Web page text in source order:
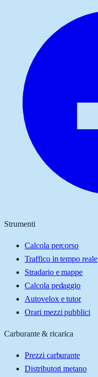
Strumenti
Calcola percorso
Traffico in tempo reale
Stradario e mappe
Calcola pedaggio
Autovelox e tutor
Orari mezzi pubblici
Carburante & ricarica
Prezzi carburante
Distributori metano